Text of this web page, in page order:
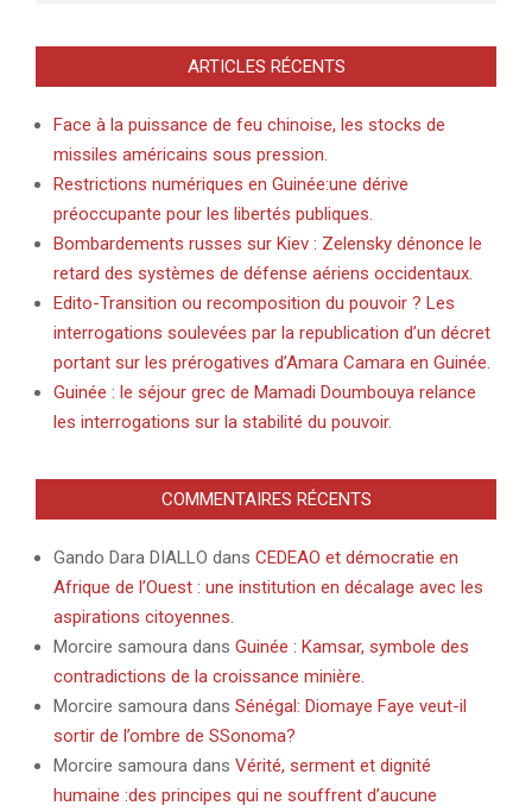
ARTICLES RÉCENTS
Face à la puissance de feu chinoise, les stocks de
missiles américains sous pression.
Restrictions numériques en Guinée:une dérive
préoccupante pour les libertés publiques.
Bombardements russes sur Kiev : Zelensky dénonce le
retard des systèmes de défense aériens occidentaux.
Edito-Transition ou recomposition du pouvoir ? Les
interrogations soulevées par la republication d’un décret
portant sur les prérogatives d’Amara Camara en Guinée.
Guinée : le séjour grec de Mamadi Doumbouya relance
les interrogations sur la stabilité du pouvoir.
COMMENTAIRES RÉCENTS
Gando Dara DIALLO dans CEDEAO et démocratie en
Afrique de l’Ouest : une institution en décalage avec les
aspirations citoyennes.
Morcire samoura dans Guinée : Kamsar, symbole des
contradictions de la croissance minière.
Morcire samoura dans Sénégal: Diomaye Faye veut-il
sortir de l’ombre de SSonoma?
Morcire samoura dans Vérité, serment et dignité
humaine :des principes qui ne souffrent d’aucune